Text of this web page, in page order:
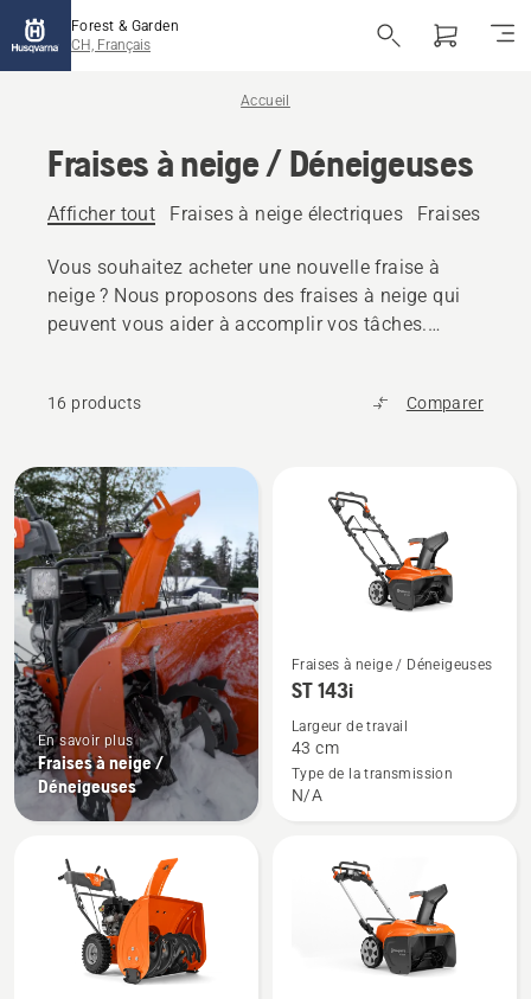
Forest & Garden
CH, Français
Accueil
Fraises à neige / Déneigeuses
Afficher tout Fraises à neige électriques Fraises à
Vous souhaitez acheter une nouvelle fraise à
neige ? Nous proposons des fraises à neige qui
peuvent vous aider à accomplir vos tâches.
la neige, même épaisse et abondante.
16 products Comparer
Tous
les
produits
En savoir plus
Fraises à neige /
Déneigeuses
Voir
plus
détails
sur
ST 143i
Fraises à neige / Déneigeuses
ST 143i
Largeur de travail
43 cm
Type de la transmission
N/A